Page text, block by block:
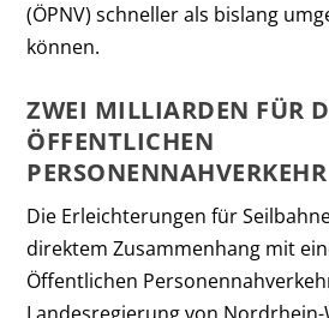
(ÖPNV) schneller als bislang
können.
ZWEI MILLIARDEN FÜR
ÖFFENTLICHEN
PERSONENNAHVERKEHR
Die Erleichterungen für
direktem Zusammenhang mit
Öffentlichen
Landesregierung von